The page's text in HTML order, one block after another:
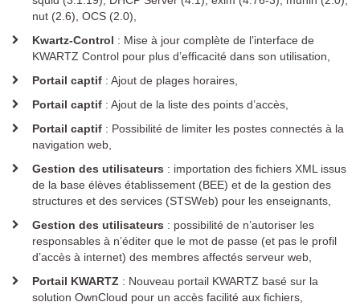
PROTEKT BOX
KMC BOX
Solution de supervision
Documentation
Support
Matériel supporté
Mises à jour
Mises à jour à distance
Notes d'application
Ressources utiles
Questions fréquentes
nut (2.6), OCS (2.0),
Kwartz-Control : Mise à jour complète de l’interface de
KWARTZ Control pour plus d’efficacité dans son utilisation,
Portail captif : Ajout de plages horaires,
Portail captif : Ajout de la liste des points d’accès,
Portail captif : Possibilité de limiter les postes connectés à la
navigation web,
Gestion des utilisateurs : importation des fichiers XML issus
de la base élèves établissement (BEE) et de la gestion des
structures et des services (STSWeb) pour les enseignants,
Gestion des utilisateurs : possibilité de n’autoriser les
responsables à n’éditer que le mot de passe (et pas le profil
d’accès à internet) des membres affectés serveur web,
Portail KWARTZ : Nouveau portail KWARTZ basé sur la
solution OwnCloud pour un accès facilité aux fichiers,